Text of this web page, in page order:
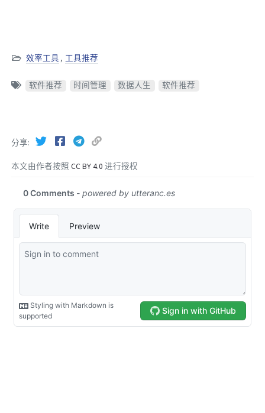
效率工具 , 工具推荐
软件推荐 时间管理 数据人生 软件推荐
本文由作者按照 CC BY 4.0 进行授权
分享